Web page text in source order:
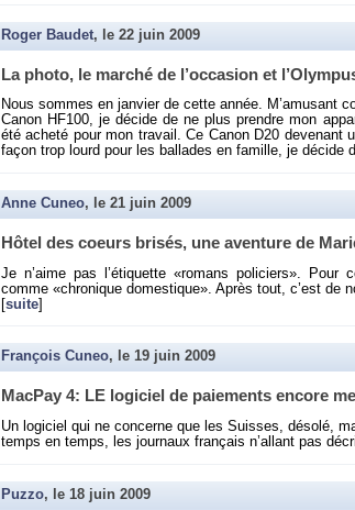
Roger Baudet, le 22 juin 2009
La photo, le mar­ché de l’oc­ca­sion et
Nous sommes en jan­vier de cette année. M’amu­sant
Canon HF100, je dé­cide de ne plus prendre mon
été acheté pour mon tra­vail. Ce Canon D20 de­ve­nant
façon trop lourd pour les bal­lades en fa­mille, je dé­cide
Anne Cuneo, le 21 juin 2009
Hôtel des coeurs bri­sés, une aven­ture de
Je n’aime pas l’éti­quette «ro­mans po­li­ciers».
comme «chro­nique do­mes­tique». Après tout, c’est de
[suite]
François Cuneo, le 19 juin 2009
Mac­Pay 4: LE lo­gi­ciel de paie­ments en­core
Un lo­gi­ciel qui ne concerne que les Suisses, dé­solé,
temps en temps, les jour­naux fran­çais n’al­lant pas
Puzzo, le 18 juin 2009